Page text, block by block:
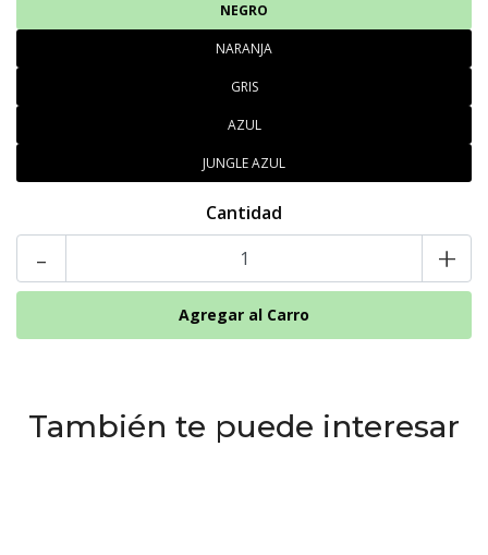
NEGRO
NARANJA
GRIS
AZUL
JUNGLE AZUL
Cantidad
- +
También te puede interesar